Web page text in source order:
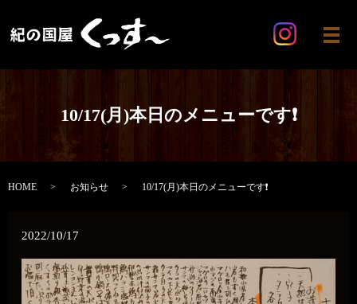
メ
10/17(月)本日のメニューです❗
HOME お知らせ 10/17(月)本日のメニューです❗
2022/10/17